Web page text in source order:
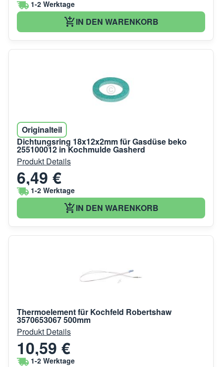
1-2 Werktage
IN DEN WARENKORB
Originalteil
Dichtungsring 18x12x2mm für Gasdüse beko
255100012 in Kochmulde Gasherd
Produkt Details
6,49 €
1-2 Werktage
IN DEN WARENKORB
Thermoelement für Kochfeld Robertshaw
3570653067 500mm
Produkt Details
10,59 €
1-2 Werktage